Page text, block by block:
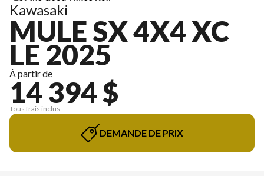
Kawasaki
MULE SX 4X4 XC
LE 2025
À partir de
14 394 $
Tous frais inclus
DEMANDE DE PRIX